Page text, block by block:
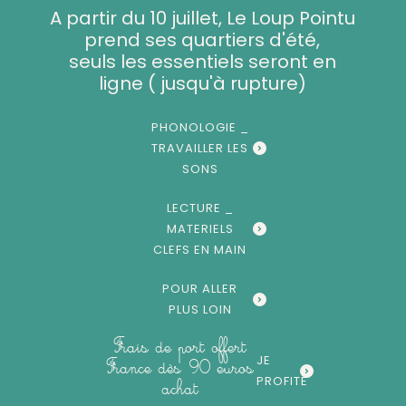
A partir du 10 juillet, Le Loup Pointu
prend ses quartiers d'été,
seuls les essentiels seront en
ligne ( jusqu'à rupture)
PHONOLOGIE _
TRAVAILLER LES
SONS
LECTURE _
MATERIELS
CLEFS EN MAIN
POUR ALLER
PLUS LOIN
Frais de port offert
France dès 90 euros
achat
JE
PROFITE